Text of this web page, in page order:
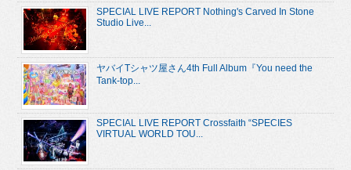
SPECIAL LIVE REPORT Nothing's Carved In Stone
Studio Live...
ヤバイTシャツ屋さん4th Full Album『You need the
Tank-top...
SPECIAL LIVE REPORT Crossfaith “SPECIES
VIRTUAL WORLD TOU...